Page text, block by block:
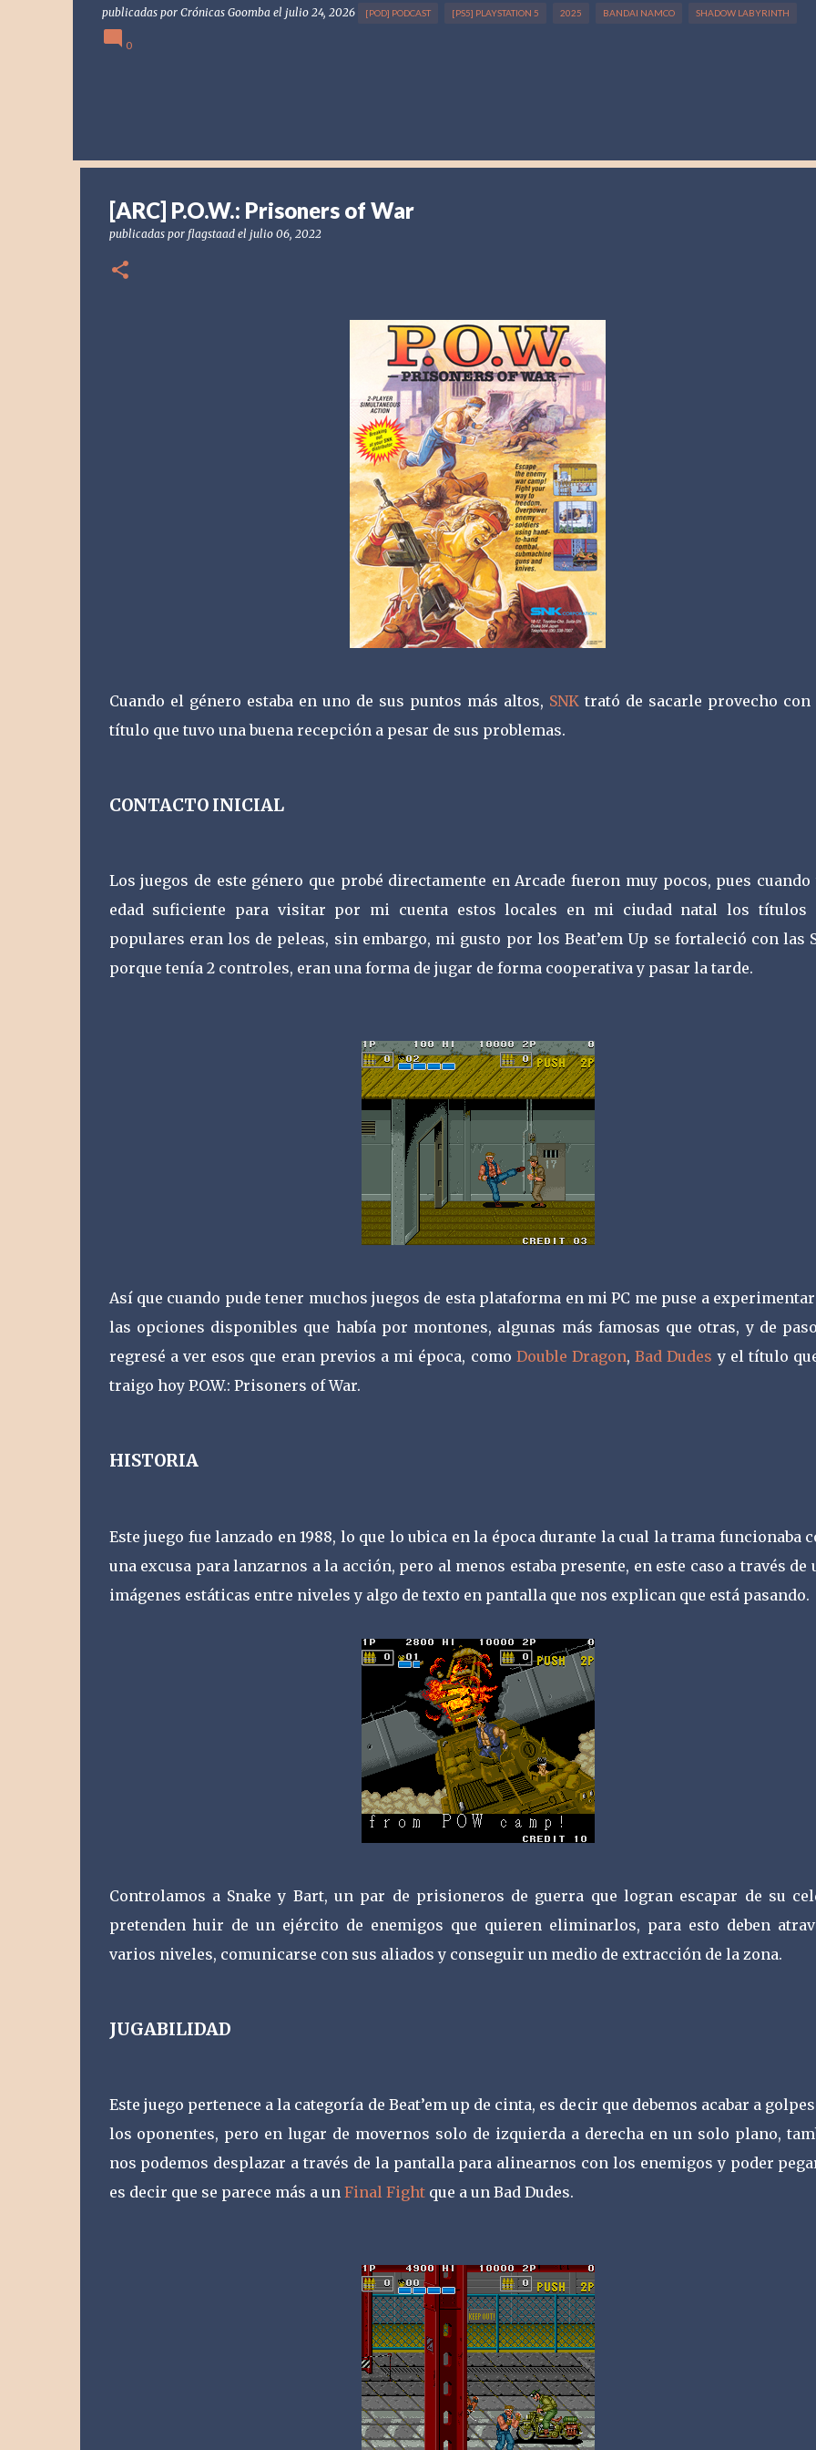
publicadas por Crónicas Goomba el julio 24, 2026 [POD] PODCAST [PS5] PLAYSTATION 5 2025 BANDAI NAMCO SHADOW LABYRINTH
0
[ARC] P.O.W.: Prisoners of War
publicadas por flagstaad el julio 06, 2022
Cuando el género estaba en uno de sus puntos más altos, SNK trató de sacarle provecho con
título que tuvo una buena recepción a pesar de sus problemas.
CONTACTO INICIAL
Los juegos de este género que probé directamente en Arcade fueron muy pocos, pues cuando
edad suficiente para visitar por mi cuenta estos locales en mi ciudad natal los títulos
populares eran los de peleas, sin embargo, mi gusto por los Beat’em Up se fortaleció con las
porque tenía 2 controles, eran una forma de jugar de forma cooperativa y pasar la tarde.
Así que cuando pude tener muchos juegos de esta plataforma en mi PC me puse a
las opciones disponibles que había por montones, algunas más famosas que otras, y de
regresé a ver esos que eran previos a mi época, como Double Dragon,Bad Dudes y el título
traigo hoy P.O.W.: Prisoners of War.
HISTORIA
Este juego fue lanzado en 1988, lo que lo ubica en la época durante la cual la trama funcionaba
una excusa para lanzarnos a la acción, pero al menos estaba presente, en este caso a través de
imágenes estáticas entre niveles y algo de texto en pantalla que nos explican que está pasando.
Controlamos a Snake y Bart, un par de prisioneros de guerra que logran escapar de su
pretenden huir de un ejército de enemigos que quieren eliminarlos, para esto deben
varios niveles, comunicarse con sus aliados y conseguir un medio de extracción de la zona.
JUGABILIDAD
Este juego pertenece a la categoría de Beat’em up de cinta, es decir que debemos acabar a
los oponentes, pero en lugar de movernos solo de izquierda a derecha en un solo plano,
nos podemos desplazar a través de la pantalla para alinearnos con los enemigos y poder
es decir que se parece más a un Final Fightque a un Bad Dudes.